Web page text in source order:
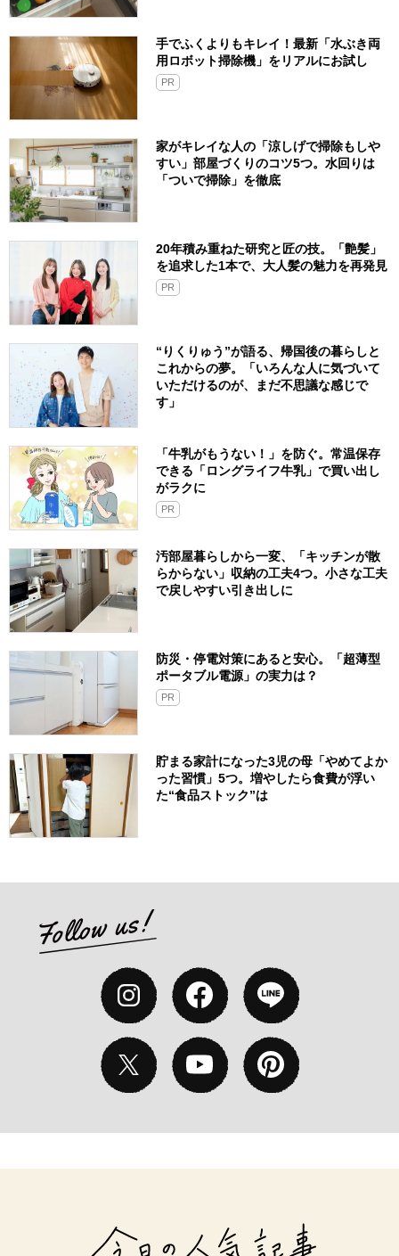
手でふくよりもキレイ！最新「水ぶき両
用ロボット掃除機」をリアルにお試し
PR
家がキレイな人の「涼しげで掃除もしや
すい」部屋づくりのコツ5つ。水回りは
「ついで掃除」を徹底
20年積み重ねた研究と匠の技。「艶髪」
を追求した1本で、大人髪の魅力を再発見
PR
“りくりゅう”が語る、帰国後の暮らしと
これからの夢。「いろんな人に気づいて
いただけるのが、まだ不思議な感じで
す」
「牛乳がもうない！」を防ぐ。常温保存
できる「ロングライフ牛乳」で買い出し
がラクに
PR
汚部屋暮らしから一変、「キッチンが散
らからない」収納の工夫4つ。小さな工夫
で戻しやすい引き出しに
防災・停電対策にあると安心。「超薄型
ポータブル電源」の実力は？​
PR
貯まる家計になった3児の母「やめてよか
った習慣」5つ。増やしたら食費が浮い
た“食品ストック”は